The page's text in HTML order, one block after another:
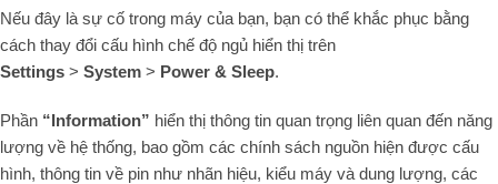
Nếu đây là sự cố trong máy của bạn, bạn có thể khắc phục bằng
cách thay đổi cấu hình chế độ ngủ hiển thị trên
Settings > System > Power & Sleep.
Phần “Information” hiển thị thông tin quan trọng liên quan đến năng
lượng về hệ thống, bao gồm các chính sách nguồn hiện được cấu
hình, thông tin về pin như nhãn hiệu, kiểu máy và dung lượng, các